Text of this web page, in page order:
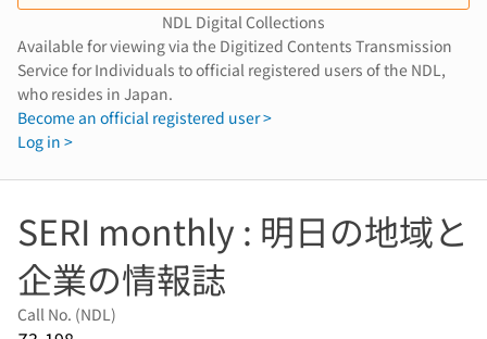
NDL Digital Collections
Available for viewing via the Digitized Contents Transmission
Service for Individuals to official registered users of the NDL,
who resides in Japan.
Become an official registered user >
Log in >
SERI monthly : 明日の地域と
企業の情報誌
Call No. (NDL)